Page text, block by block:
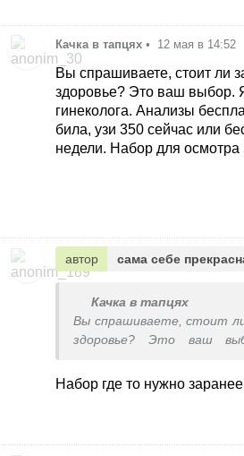
Качка в тапцях • 12 мая в 14:52
Вы спрашиваете, стоит ли
здоровье? Это ваш выбор.
гинеколога. Анализы
била, узи 350 сейчас или
недели. Набор для осмотра
автор сама себе
Качка в тапцях
Вы спрашиваете, стоит
здоровье? Это ваш
била, узи 350 сейчас или
Набор где то нужно